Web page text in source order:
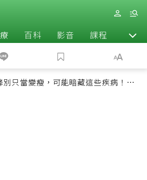
百科 影音 課程 退休
別只當變瘦，可能暗藏這些疾病！醫